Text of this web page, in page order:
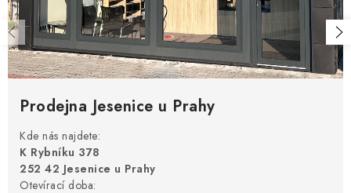
Prodejna Jesenice u Prahy
Kde nás najdete:
K Rybníku 378
252 42 Jesenice u Prahy
Otevírací doba: